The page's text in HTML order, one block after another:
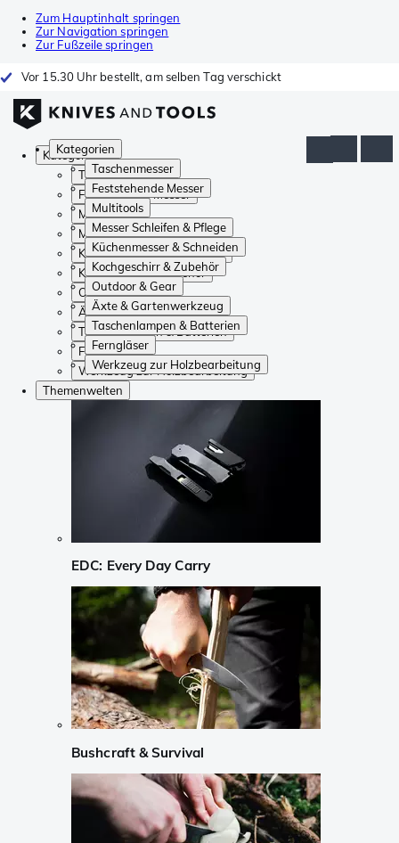
Zum Hauptinhalt springen
Zur Navigation springen
Zur Fußzeile springen
Vor 15.30 Uhr bestellt, am selben Tag verschickt
Kategorien
Taschenmesser
Feststehende Messer
Multitools
Messer Schleifen & Pflege
Küchenmesser & Schneiden
Kochgeschirr & Zubehör
Outdoor & Gear
Äxte & Gartenwerkzeug
Taschenlampen & Batterien
Ferngläser
Werkzeug zur Holzbearbeitung
Kategorien
Taschenmesser
Feststehende Messer
Multitools
Messer Schleifen & Pflege
Küchenmesser & Schneiden
Kochgeschirr & Zubehör
Outdoor & Gear
Äxte & Gartenwerkzeug
Taschenlampen & Batterien
Ferngläser
Werkzeug zur Holzbearbeitung
Themenwelten
EDC: Every Day Carry
Bushcraft & Survival